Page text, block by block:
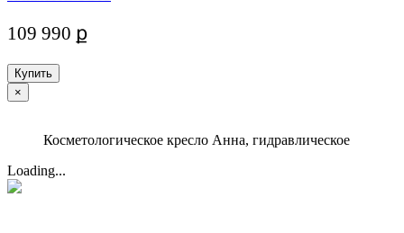
109 990 ք
Купить
×
Косметологическое кресло Анна, гидравлическое
Loading...